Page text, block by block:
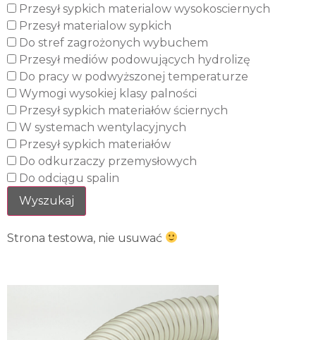
Przesył sypkich materialow wysokosciernych
Przesył materialow sypkich
Do stref zagrożonych wybuchem
Przesył mediów podowujących hydrolizę
Do pracy w podwyższonej temperaturze
Wymogi wysokiej klasy palności
Przesył sypkich materiałów ściernych
W systemach wentylacyjnych
Przesył sypkich materiałów
Do odkurzaczy przemysłowych
Do odciągu spalin
Strona testowa, nie usuwać